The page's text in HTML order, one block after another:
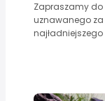
Zapraszamy do
uznawanego za